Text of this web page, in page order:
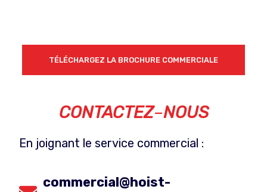
TÉLÉCHARGEZ LA BROCHURE COMMERCIALE
CONTACTEZ–NOUS
En joignant le service commercial :
commercial@hoist-